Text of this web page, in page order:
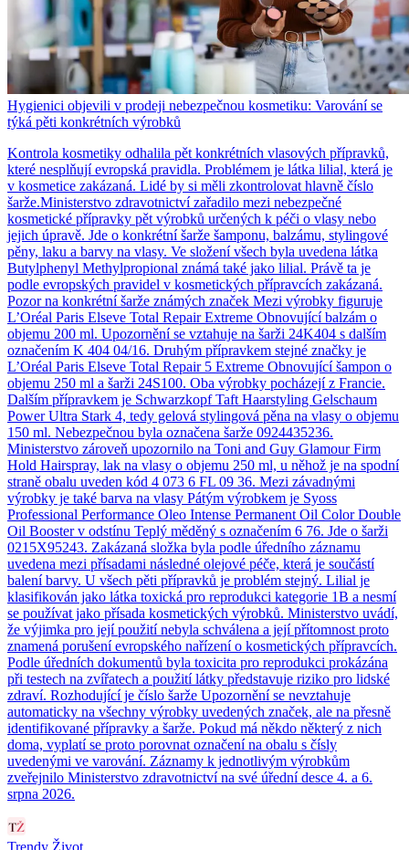
Hygienici objevili v prodeji nebezpečnou kosmetiku: Varování se
týká pěti konkrétních výrobků
Kontrola kosmetiky odhalila pět konkrétních vlasových přípravků,
které nesplňují evropská pravidla. Problémem je látka lilial, která je
v kosmetice zakázaná. Lidé by si měli zkontrolovat hlavně číslo
šarže.Ministerstvo zdravotnictví zařadilo mezi nebezpečné
kosmetické přípravky pět výrobků určených k péči o vlasy nebo
jejich úpravě. Jde o konkrétní šarže šamponu, balzámu, stylingové
pěny, laku a barvy na vlasy. Ve složení všech byla uvedena látka
Butylphenyl Methylpropional známá také jako lilial. Právě ta je
podle evropských pravidel v kosmetických přípravcích zakázaná.
Pozor na konkrétní šarže známých značek Mezi výrobky figuruje
L’Oréal Paris Elseve Total Repair Extreme Obnovující balzám o
objemu 200 ml. Upozornění se vztahuje na šarži 24K404 s dalším
označením K 404 04/16. Druhým přípravkem stejné značky je
L’Oréal Paris Elseve Total Repair 5 Extreme Obnovující šampon o
objemu 250 ml a šarži 24S100. Oba výrobky pocházejí z Francie.
Dalším přípravkem je Schwarzkopf Taft Haarstyling Gelschaum
Power Ultra Stark 4, tedy gelová stylingová pěna na vlasy o objemu
150 ml. Nebezpečnou byla označena šarže 0924435236.
Ministerstvo zároveň upozornilo na Toni and Guy Glamour Firm
Hold Hairspray, lak na vlasy o objemu 250 ml, u něhož je na spodní
straně obalu uveden kód 4 073 6 FL 09 36. Mezi závadnými
výrobky je také barva na vlasy Pátým výrobkem je Syoss
Professional Performance Oleo Intense Permanent Oil Color Double
Oil Booster v odstínu Teplý měděný s označením 6 76. Jde o šarži
0215X95243. Zakázaná složka byla podle úředního záznamu
uvedena mezi přísadami následné olejové péče, která je součástí
balení barvy. U všech pěti přípravků je problém stejný. Lilial je
klasifikován jako látka toxická pro reprodukci kategorie 1B a nesmí
se používat jako přísada kosmetických výrobků. Ministerstvo uvádí,
že výjimka pro její použití nebyla schválena a její přítomnost proto
znamená porušení evropského nařízení o kosmetických přípravcích.
Podle úředních dokumentů byla toxicita pro reprodukci prokázána
při testech na zvířatech a použití látky představuje riziko pro lidské
zdraví. Rozhodující je číslo šarže Upozornění se nevztahuje
automaticky na všechny výrobky uvedených značek, ale na přesně
identifikované přípravky a šarže. Pokud má někdo některý z nich
doma, vyplatí se proto porovnat označení na obalu s čísly
uvedenými ve varování. Záznamy k jednotlivým výrobkům
zveřejnilo Ministerstvo zdravotnictví na své úřední desce 4. a 6.
srpna 2026.
Trendy Život